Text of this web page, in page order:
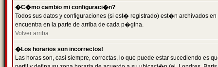
�C�mo cambio mi configuraci�n?
Todos sus datos y configuraciones (si est� registrado) est�n archivados
encuentra en la parte de arriba de cada p�gina.
Volver arriba
�Los horarios son incorrectos!
Las horas son, casi siempre, correctas, lo que puede estar sucediendo es